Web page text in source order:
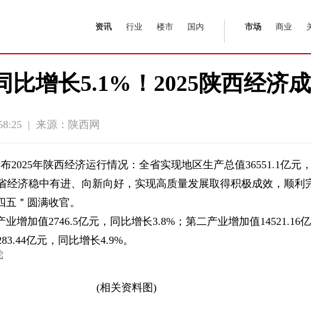
资讯 行业 楼市 国内 市场 商业
比增长5.1%！2025陕西经济
| 来源：陕西网
2025年陕西经济运行情况：全省实现地区生产总值36551.1亿元
经济稳中有进、向新向好，实现高质量发展取得积极成效，顺利
＂圆满收官。
增加值2746.5亿元，同比增长3.8%；第二产业增加值14521.16
亿元，同比增长4.9%。
(相关资料图)